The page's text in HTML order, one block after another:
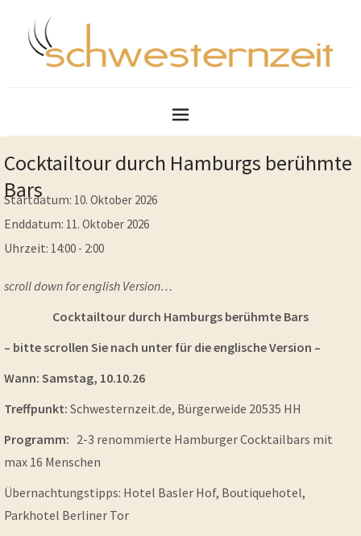
Cocktailtour durch Hamburgs berühmte
Bars
Startdatum: 10. Oktober 2026
Enddatum: 11. Oktober 2026
Uhrzeit: 14:00 - 2:00
scroll down for english Version…
Cocktailtour durch Hamburgs berühmte Bars
– bitte scrollen Sie nach unter für die englische Version –
Wann: Samstag, 10.10.26
Treffpunkt: Schwesternzeit.de, Bürgerweide 20535 HH
Programm: 2-3 renommierte Hamburger Cocktailbars mit
max 16 Menschen
Übernachtungstipps: Hotel Basler Hof, Boutiquehotel,
Parkhotel Berliner Tor